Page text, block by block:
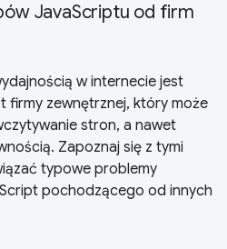
JavaScriptu od firm
w internecie jest
firmy zewnętrznej, który może
stron, a nawet
Zapoznaj się z tymi
typowe problemy
pochodzącego od innych